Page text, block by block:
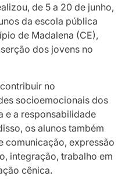
de 5 a 20 de junho,
da escola pública
de Madalena (CE),
dos jovens no
no
socioemocionais dos
e a responsabilidade
os alunos também
comunicação, expressão
integração, trabalho em
cênica.